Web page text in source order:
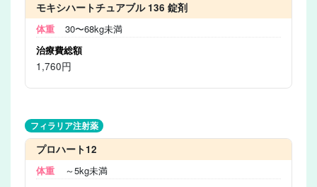
モキシハートチュアブル 136 錠剤
30〜68kg未満
1,760円
フィラリア注射薬
プロハート12
～5kg未満